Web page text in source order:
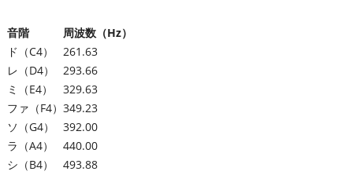
音階
周波数（Hz）
ド（C4）
261.63
レ（D4）
293.66
ミ（E4）
329.63
ファ（F4） 349.23
ソ（G4）
392.00
ラ（A4）
440.00
シ（B4）
493.88